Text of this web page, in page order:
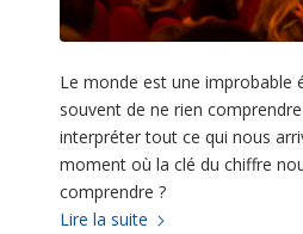
Le monde est une improbable
souvent de ne rien
interpréter tout ce qui nous
moment où la clé du chiffre
comprendre ?
Lire la suite